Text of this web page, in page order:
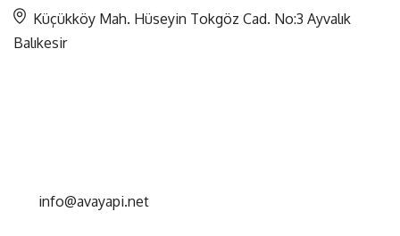
Küçükköy Mah. Hüseyin Tokgöz Cad. No:3 Ayvalık
Balıkesir
info@avayapi.net